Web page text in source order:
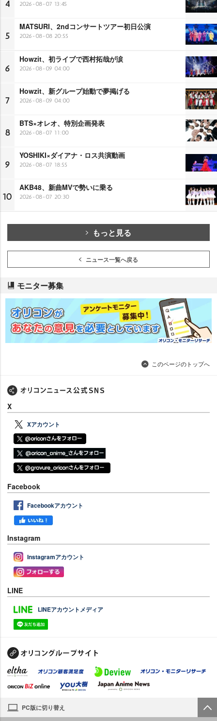
4 2026-08-07 13:45
5
MATSURI、2ndコンサートツアー初日公演
2026-08-08 20:55
6
Howzit、初ライブで西村拓哉が涙
2026-08-09 04:00
7
Howzit、新グループ始動で夢掲げる
2026-08-09 04:00
8
BTS×オレオ、特別企画発表
2026-08-07 11:00
9
YOSHIKI×ダイアナ・ロス共演動画
2026-08-07 18:55
10
AKB48、新曲MVで勢いに乗る
2026-08-07 20:30
もっと見る
ニュース一覧へ戻る
モニター募集
このページのトップへ
X
Xアカウント
Facebook
Facebookアカウント
Instagram
Instagramアカウント
LINE
LINEアカウントメディア
PC版に切り替え